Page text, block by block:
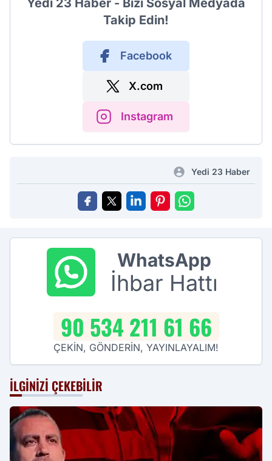
Yedi 23 Haber - Bizi Sosyal Medyada
Takip Edin!
Facebook
X.com
Instagram
Yedi 23 Haber
WhatsApp
İhbar Hattı
90 534 211 61 66
ÇEKİN, GÖNDERİN, YAYINLAYALIM!
İLGINIZI ÇEKEBILIR